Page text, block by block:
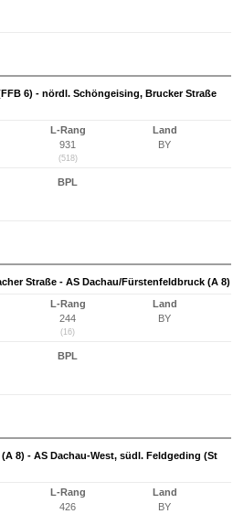
6) - nördl. Schöngeising, Brucker Straße
L-Rang
931
(518)
Land
BY
BPL
Straße - AS Dachau/Fürstenfeldbruck (A 8)
L-Rang
244
(16)
Land
BY
BPL
8) - AS Dachau-West, südl. Feldgeding (St
L-Rang
426
Land
BY